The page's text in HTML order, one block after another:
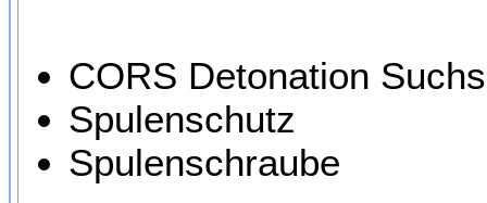
CORS Detonation
Spulenschutz
Spulenschraube